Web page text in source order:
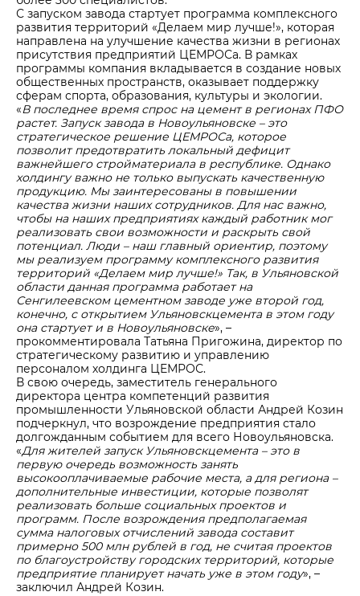
С запуском завода стартует программа комплексного
развития территорий «Делаем мир лучше!», которая
направлена на улучшение качества жизни в регионах
присутствия предприятий ЦЕМРОСа. В рамках
программы компания вкладывается в создание новых
общественных пространств, оказывает поддержку
сферам спорта, образования, культуры и экологии.
«В последнее время спрос на цемент в регионах ПФО
растет. Запуск завода в Новоульяновске – это
стратегическое решение ЦЕМРОСа, которое
позволит предотвратить локальный дефицит
важнейшего стройматериала в республике. Однако
холдингу важно не только выпускать качественную
продукцию. Мы заинтересованы в повышении
качества жизни наших сотрудников. Для нас важно,
чтобы на наших предприятиях каждый работник мог
реализовать свои возможности и раскрыть свой
потенциал. Люди – наш главный ориентир, поэтому
мы реализуем программу комплексного развития
территорий «Делаем мир лучше!» Так, в Ульяновской
области данная программа работает на
Сенгилеевском цементном заводе уже второй год,
конечно, с открытием Ульяновскцемента в этом году
она стартует и в Новоульяновске», –
прокомментировала Татьяна Пригожина, директор по
стратегическому развитию и управлению
персоналом холдинга ЦЕМРОС.
В свою очередь, заместитель генерального
директора центра компетенций развития
промышленности Ульяновской области Андрей Козин
подчеркнул, что возрождение предприятия стало
долгожданным событием для всего Новоульяновска.
«Для жителей запуск Ульяновскцемента – это в
первую очередь возможность занять
высокооплачиваемые рабочие места, а для региона –
дополнительные инвестиции, которые позволят
реализовать больше социальных проектов и
программ. После возрождения предполагаемая
сумма налоговых отчислений завода составит
примерно 500 млн рублей в год, не считая проектов
по благоустройству городских территорий, которые
предприятие планирует начать уже в этом году», –
заключил Андрей Козин.